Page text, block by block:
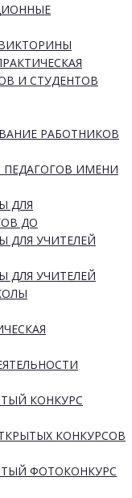
И СТУДЕНТОВ
РАБОТНИКОВ
ПЕДАГОГОВ ИМЕНИ
ДЛЯ
ДО
ДЛЯ УЧИТЕЛЕЙ
ДЛЯ УЧИТЕЛЕЙ
КОНКУРС
КОНКУРСОВ
ФОТОКОНКУРС